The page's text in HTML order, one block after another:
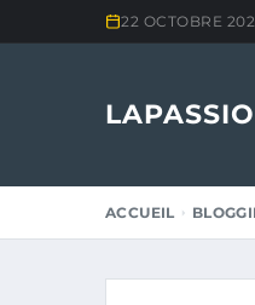
22 OCTOBRE
ACCUEIL